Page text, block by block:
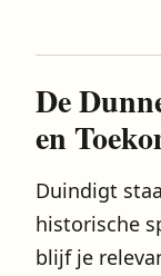
De
en
Duindigt
historische
blijf je